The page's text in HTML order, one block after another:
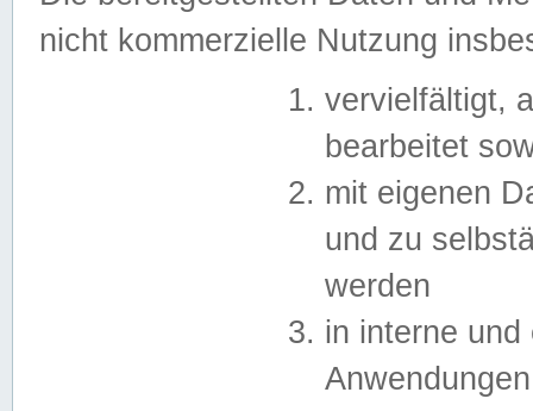
nicht kommerzielle Nutzung
vervielfältigt,
bearbeitet
mit eigenen
und zu
werden
in interne